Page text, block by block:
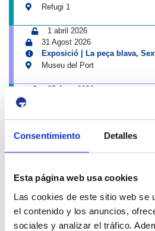
Consentimiento Detalles
Esta página web usa cookies
Las cookies de este sitio web se
el contenido y los anuncios,
sociales y analizar el tráfico.
Refugi 1
1 abril 2026
31 Agost 2026
Exposició | La peça blava,
Museu del Port
25 Juny 2026
El Teatret